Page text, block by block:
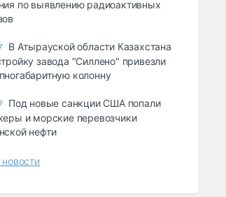
по выявлению радиоактивных
В Атырауской области Казахстана
завода "Силлено" привезли
колонну
Под новые санкции США попали
и морские перевозчики
нефти